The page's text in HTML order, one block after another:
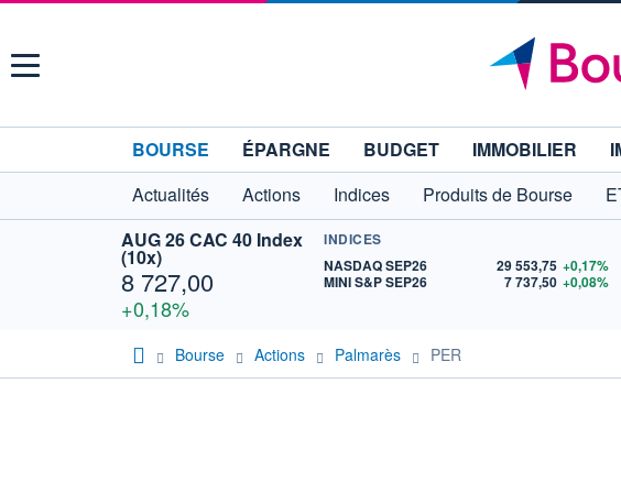
Menu
BOURSE ÉPARGNE BUDGET IMMOBILIER
Actualités
Actions Indices Produits de Bourse
AUG 26 CAC 40 Index
(10x)
8 727,00
+0,18%
INDICES
NASDAQ SEP26
29 553,75 +0,17%
MINI S&P SEP26
7 737,50 +0,08%
Bourse Actions Palmarès PER